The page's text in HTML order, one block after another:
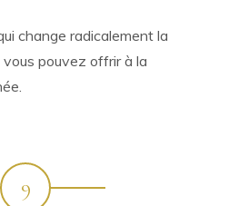
change radicalement la
pouvez offrir à la
9